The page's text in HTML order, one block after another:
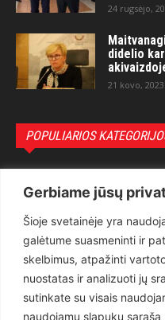
Gerbiame jūsų
Šioje svetainėje yra
galėtume suasmeninti ir
skelbimus, atpažinti
nuostatas ir analizuoti jų
sutinkate su visais
naudojamų slapukų
24 rugsėjo,
didelio
21 kovo, 2023
POPULIARIOS
Teisėsauga
Aktualu
Lietuva
Pasaulis